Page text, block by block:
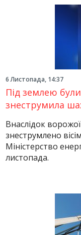
6 Листопада, 14:37
Під землею
знеструмила
Внаслідок
знеструмлено
Міністерство
листопада.